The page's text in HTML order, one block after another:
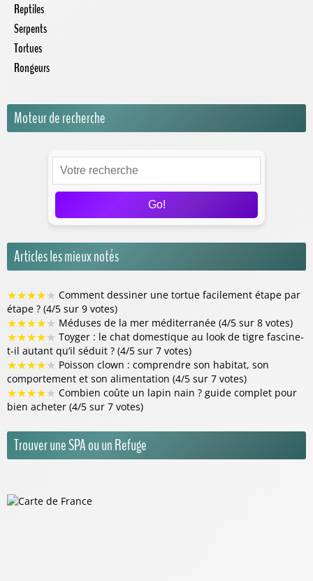
Reptiles
Serpents
Tortues
Rongeurs
Moteur de recherche
Go!
Articles les mieux notés
★★★★★ Comment dessiner une tortue facilement étape par
étape ? (4/5 sur 9 votes)
★★★★★ Méduses de la mer méditerranée (4/5 sur 8 votes)
★★★★★ Toyger : le chat domestique au look de tigre fascine-
t-il autant qu’il séduit ? (4/5 sur 7 votes)
★★★★★ Poisson clown : comprendre son habitat, son
comportement et son alimentation (4/5 sur 7 votes)
★★★★★ Combien coûte un lapin nain ? guide complet pour
bien acheter (4/5 sur 7 votes)
Trouver une SPA ou un Refuge